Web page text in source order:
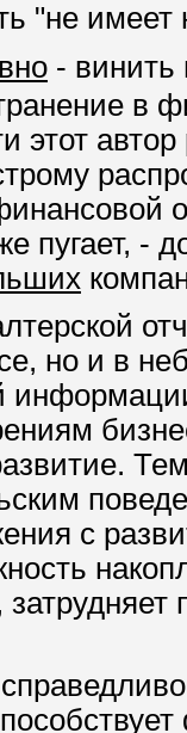
"не имеет
- винить
в
этот
пугает, -
но и в
с